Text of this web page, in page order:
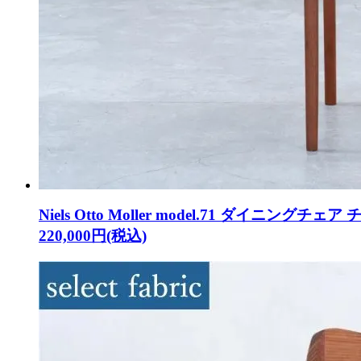
Niels Otto Moller model.71 ダイニングチェア
220,000円(税込)